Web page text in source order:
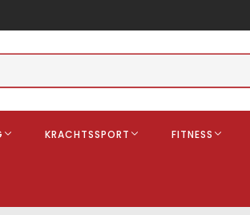
KRACHTSSPORT FITNESS